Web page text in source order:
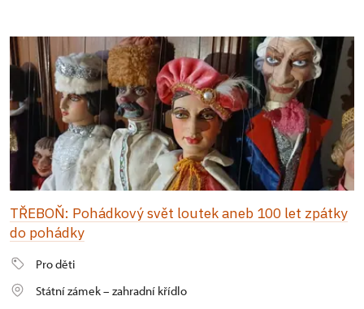
TŘEBOŇ: Pohádkový svět loutek aneb 100 let zpátky
do pohádky
Pro děti
Státní zámek – zahradní křídlo